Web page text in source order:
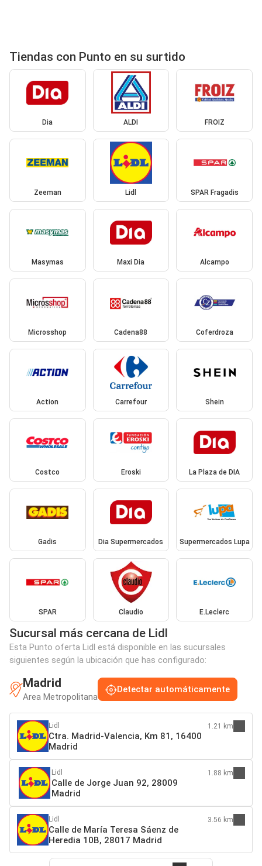
Tiendas con Punto en su surtido
Dia ALDI FROIZ
Zeeman Lidl SPAR Fragadis
Masymas Maxi Dia Alcampo
Microsshop Cadena88 Coferdroza
Action Carrefour Shein
Costco Eroski La Plaza de DIA
Gadis Dia Supermercados Supermercados Lupa
SPAR Claudio E.Leclerc
Sucursal más cercana de Lidl
Esta Punto oferta Lidl está disponible en las sucursales
siguientes según la ubicación que has configurado:
Madrid
Area Metropolitana
Detectar automáticamente
Lidl
Ctra. Madrid-Valencia, Km 81, 16400
Madrid
1.21 km
Lidl
Calle de Jorge Juan 92, 28009
Madrid
1.88 km
Lidl
Calle de María Teresa Sáenz de
Heredia 10B, 28017 Madrid
3.56 km